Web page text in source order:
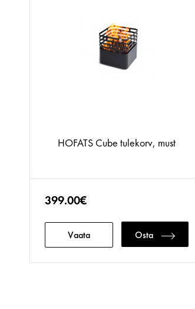
HOFATS Cube tulekorv, must
399.00€
Vaata Osta